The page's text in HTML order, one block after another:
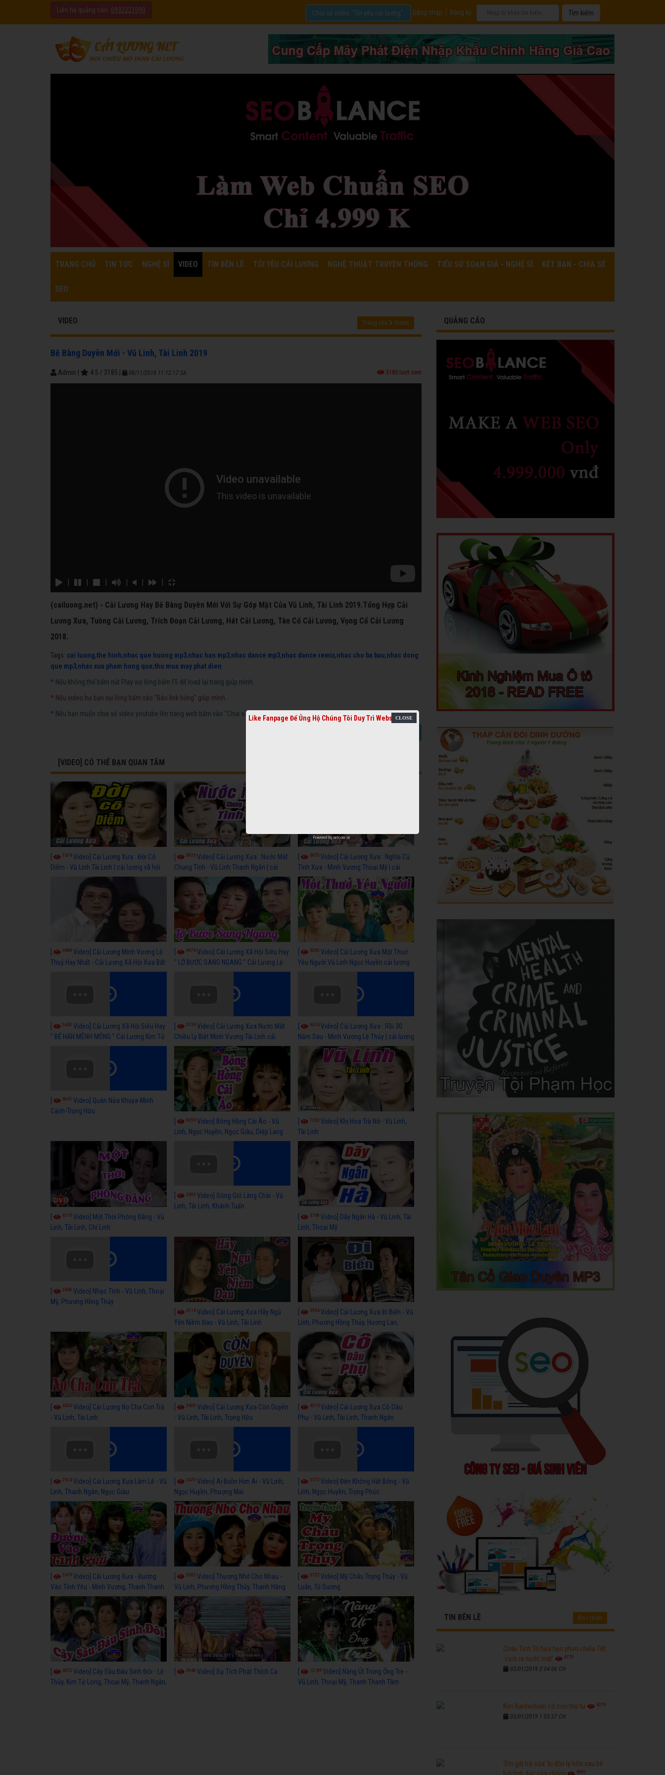
Liên hệ quảng cáo: 0932221090 Đăng nhập Đăng ký
Chia sẻ video "Tôi yêu cải lương".
TRANG CHỦ TIN TỨC NGHỆ SĨ VIDEO TIN BÊN LỀ TÔI YÊU CẢI LƯƠNG NGHỆ THUẬT TRUYỀN THỐNG TIỂU SỬ SOẠN GIẢ - NGHỆ SĨ KẾT BẠN - CHIA SẺ
SEO
VIDEO Trang chủ Video
Bẽ Bàng Duyên Mới - Vũ Linh, Tài Linh 2019
Admin 4.5 / 3185 08/11/2018 11:12:17 SA 3185 lượt xem
| | | | | |
(cailuong.net) - Cải Lương Hay Bẽ Bàng Duyên Mới Với Sự Góp Mặt Của Vũ Linh, Tài Linh 2019.Tổng Hợp Cải
Lương Xưa, Tuồng Cải Lương, Trích Đoạn Cải Lương, Hát Cải Lương, Tân Cổ Cải Lương, Vọng Cổ Cải Lương
2018.
Tags: cai luong,the hinh,nhac que huong mp3,nhac han mp3,nhac dance mp3,nhac dance remix,nhac cho ba bau,nhac dong
que mp3,nhac xua pham hong que,thu mua may phat dien
* Nếu không thể bấm nút Play vui lòng bấm F5 để load lại trang giúp mình.
* Nếu video hư bạn vui lòng bấm vào "Báo link hỏng" giúp mình.
* Nếu bạn muốn chia sẻ video youtube lên trang web bấm vào "Chia sẻ video cải lương".
[VIDEO] CÓ THỂ BẠN QUAN TÂM
7674Video] Cải Lương Xưa : Đời Cô
Diễm - Vũ Linh Tài Linh | cải lương xã hội
6926Video] Cải Lương Xưa : Nước Mắt
Chung Tình - Vũ Linh Thanh Ngân | cải
lương xã hội hay nhất
6070 Video] Cải Lương Xưa : Nghĩa Cũ
Tình Xưa - Minh Vương Thoại Mỹ | cải
lương xã hội hay nhất
6688 Video] Cải Lương Minh Vương Lệ
Thuỷ Hay Nhất - Cải Lương Xã Hội Xưa Bất
6976Video] Cải Lương Xã Hội Siêu Hay
" LỠ BƯỚC SANG NGANG " Cải Lương Lệ
Thuỷ, Thanh Tuấn, Hồng Nga
6392 Video] Cải Lương Xưa Một Thuở
Yêu Người Vũ Linh Ngọc Huyền cải lương
5462 Video] Cải Lương Xã Hội Siêu Hay
" BỂ HẬN MÊNH MÔNG " Cải Lương Kim Tử
Long, Thanh Ngân Hay Nhất
5739 Video] Cải Lương Xưa Nước Mắt
Chiều Ly Biệt Minh Vương Tài Linh cải
lương xã hội hay nhất
6326Video] Cải Lương Xưa : Rồi 30
Năm Sau - Minh Vương Lệ Thủy | cải lương
xã hội hay nhất
6041 Video] Quán Nửa Khuya-Minh
Cảnh-Trọng Hữu
9059 Video] Bông Hồng Cài Áo - Vũ
Linh, Ngọc Huyền, Ngọc Giàu, Diệp Lang
7352 Video] Khi Hoa Trà Nở - Vũ Linh,
Tài Linh
4110 Video] Một Thời Phóng Đãng - Vũ
Linh, Tài Linh, Chí Linh
3659 Video] Sóng Gió Làng Chài - Vũ
Linh, Tài Linh, Khánh Tuấn
3768 Video] Dãy Ngân Hà - Vũ Linh, Tài
Linh, Thoại Mỹ
3440 Video] Nhạc Tình - Vũ Linh, Thoại
Mỹ, Phương Hồng Thủy
4114Video] Cải Lương Xưa Hãy Ngủ
Yên Niềm Đau - Vũ Linh, Tài Linh
3966Video] Cải Lương Xưa Đi Biển - Vũ
Linh, Phương Hồng Thủy, Hương Lan,
Thanh Hằng
4433 Video] Cải Lương Nợ Cha Con Trả
- Vũ Linh, Tài Linh
3600 Video] Cải Lương Xưa Còn Duyên
- Vũ Linh, Tài Linh, Trọng Hữu
4016Video] Cải Lương Xưa Cô Dâu
Phụ - Vũ Linh, Tài Linh, Thanh Ngân
2614Video] Cải Lương Xưa Làm Lẽ - Vũ
Linh, Thanh Ngân, Ngọc Giàu
3470 Video] Ai Buồn Hơn Ai - Vũ Linh,
Ngọc Huyền, Phượng Mai
3372 Video] Đèn Không Hắt Bóng - Vũ
Linh, Ngọc Huyền, Trọng Phúc
3679 Video] Cải Lương Xưa - Đường
Vào Tình Yêu - Minh Vương, Thanh Thanh
Tâm, Kim Tử Long, Thoại Mỹ, Thanh Ngân
3502 Video] Thương Nhớ Cho Nhau -
Vũ Linh, Phương Hồng Thủy, Thanh Hằng
3722 Video] Mỹ Châu Trọng Thủy - Vũ
Luân, Tú Sương
3872 Video] Cây Sầu Đâu Sinh Đôi - Lệ
Thủy, Kim Tử Long, Thoại Mỹ, Thanh Ngân,
3948 Video] Sự Tích Phật Thích Ca 12189 Video] Nàng Út Trong Ống Tre -
Vũ Linh, Thoại Mỹ, Thanh Thanh Tâm
QUẢNG CÁO
TIN BÊN LỀ Đọc thêm
Châu Tinh Trì hứa hẹn phim chiếu Tết
'cười ra nước mắt'
6770
03/01/2019 2:04:06 CH
Kim Kardashian có con thứ tư 6270
03/01/2019 1:03:37 CH
'Em gái trà sữa' bị đồn ly hôn sau bê
6591
Like Fanpage Để Ủng Hộ Chúng Tôi Duy Trì Website
Powered by netcore.vn